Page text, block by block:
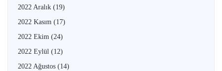
2022 Aralık (19)
2022 Kasım (17)
2022 Ekim (24)
2022 Eylül (12)
2022 Ağustos (14)